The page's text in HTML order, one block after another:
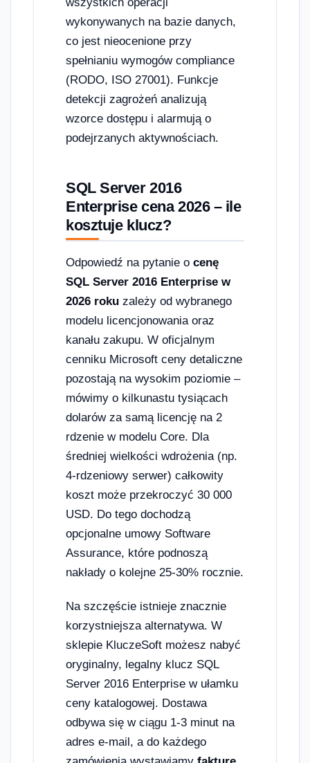
wykonywanych na bazie danych,
co jest nieocenione przy
spełnianiu wymogów compliance
(RODO, ISO 27001). Funkcje
detekcji zagrożeń analizują
wzorce dostępu i alarmują o
podejrzanych aktywnościach.
SQL Server 2016
Enterprise cena 2026 – ile
kosztuje klucz?
Odpowiedź na pytanie o cenę
SQL Server 2016 Enterprise w
2026 roku zależy od wybranego
modelu licencjonowania oraz
kanału zakupu. W oficjalnym
cenniku Microsoft ceny detaliczne
pozostają na wysokim poziomie –
mówimy o kilkunastu tysiącach
dolarów za samą licencję na 2
rdzenie w modelu Core. Dla
średniej wielkości wdrożenia (np.
4-rdzeniowy serwer) całkowity
koszt może przekroczyć 30 000
USD. Do tego dochodzą
opcjonalne umowy Software
Assurance, które podnoszą
nakłady o kolejne 25-30% rocznie.
Na szczęście istnieje znacznie
korzystniejsza alternatywa. W
sklepie KluczeSoft możesz nabyć
oryginalny, legalny klucz SQL
Server 2016 Enterprise w ułamku
ceny katalogowej. Dostawa
odbywa się w ciągu 1-3 minut na
adres e-mail, a do każdego